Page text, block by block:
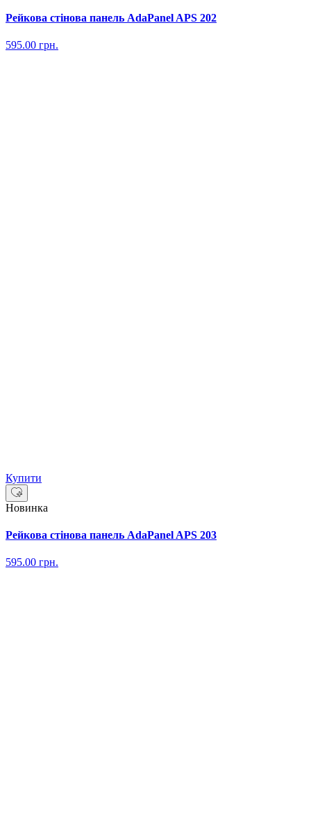
Рейкова стінова панель AdaPanel APS 202
595.00 грн.
Купити
Новинка
Рейкова стінова панель AdaPanel APS 203
595.00 грн.